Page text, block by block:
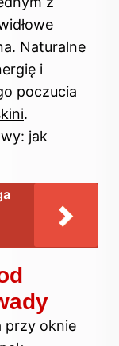
Naturalne
i
poczucia
.
jak
przy oknie